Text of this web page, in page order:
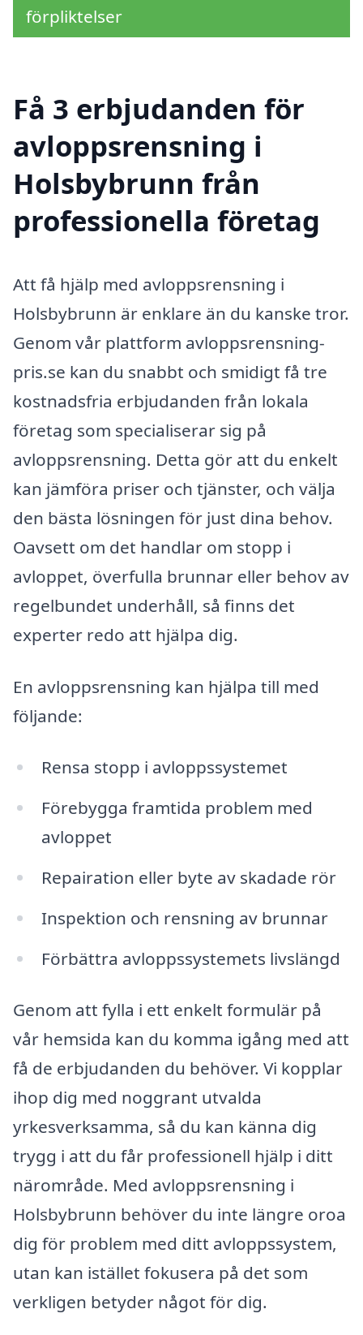
förpliktelser
Få 3 erbjudanden för
avloppsrensning i
Holsbybrunn från
professionella företag
Att få hjälp med avloppsrensning i
Holsbybrunn är enklare än du kanske tror.
Genom vår plattform avloppsrensning-
pris.se kan du snabbt och smidigt få tre
kostnadsfria erbjudanden från lokala
företag som specialiserar sig på
avloppsrensning. Detta gör att du enkelt
kan jämföra priser och tjänster, och välja
den bästa lösningen för just dina behov.
Oavsett om det handlar om stopp i
avloppet, överfulla brunnar eller behov av
regelbundet underhåll, så finns det
experter redo att hjälpa dig.
En avloppsrensning kan hjälpa till med
följande:
Rensa stopp i avloppssystemet
Förebygga framtida problem med
avloppet
Repairation eller byte av skadade rör
Inspektion och rensning av brunnar
Förbättra avloppssystemets livslängd
Genom att fylla i ett enkelt formulär på
vår hemsida kan du komma igång med att
få de erbjudanden du behöver. Vi kopplar
ihop dig med noggrant utvalda
yrkesverksamma, så du kan känna dig
trygg i att du får professionell hjälp i ditt
närområde. Med avloppsrensning i
Holsbybrunn behöver du inte längre oroa
dig för problem med ditt avloppssystem,
utan kan istället fokusera på det som
verkligen betyder något för dig.